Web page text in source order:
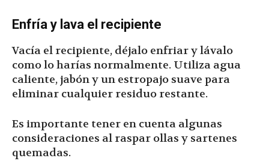
Enfría y lava el recipiente
Vacía el recipiente, déjalo enfriar y lávalo
como lo harías normalmente. Utiliza agua
caliente, jabón y un estropajo suave para
eliminar cualquier residuo restante.
Es importante tener en cuenta algunas
consideraciones al raspar ollas y sartenes
quemadas.